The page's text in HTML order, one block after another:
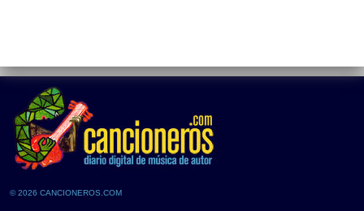
© 2026 CANCIONEROS.COM